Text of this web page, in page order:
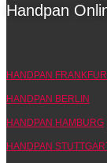
Handpan
HANDPAN
HANDPAN BERLIN
HANDPAN HAMBURG
HANDPAN